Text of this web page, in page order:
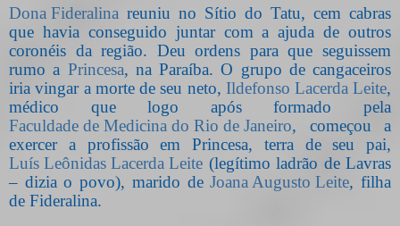
Dona Fideralina reuniu no Sítio do Tatu, cem cabras
que havia conseguido juntar com a ajuda de outros
coronéis da região. Deu ordens para que seguissem
rumo a Princesa, na Paraíba. O grupo de cangaceiros
iria vingar a morte de seu neto, Ildefonso Lacerda Leite,
médico que logo após formado pela
Faculdade de Medicina do Rio de Janeiro, começou a
exercer a profissão em Princesa, terra de seu pai,
Luís Leônidas Lacerda Leite (legítimo ladrão de Lavras
– dizia o povo), marido deJoana Augusto Leite, filha
de Fideralina.